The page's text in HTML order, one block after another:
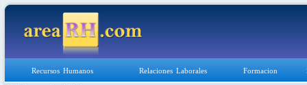
Recursos Humanos Relaciones Laborales Formacion